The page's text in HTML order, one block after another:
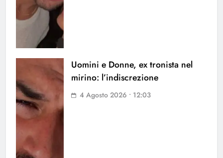
Uomini e Donne, ex tronista nel
mirino: l’indiscrezione
4 Agosto 2026 • 12:03